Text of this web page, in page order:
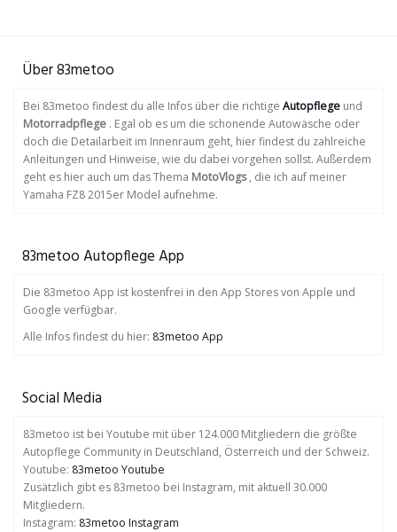
Über 83metoo
Bei 83metoo findest du alle Infos über die richtige Autopflege und
Motorradpflege . Egal ob es um die schonende Autowäsche oder
doch die Detailarbeit im Innenraum geht, hier findest du zahlreiche
Anleitungen und Hinweise, wie du dabei vorgehen sollst. Außerdem
geht es hier auch um das Thema MotoVlogs, die ich auf meiner
Yamaha FZ8 2015er Model aufnehme.
83metoo Autopflege App
Die 83metoo App ist kostenfrei in den App Stores von Apple und
Google verfügbar.
Alle Infos findest du hier: 83metoo App
Social Media
83metoo ist bei Youtube mit über 124.000 Mitgliedern die größte
Autopflege Community in Deutschland, Österreich und der Schweiz.
Youtube: 83metoo Youtube
Zusätzlich gibt es 83metoo bei Instagram, mit aktuell 30.000
Mitgliedern.
Instagram: 83metoo Instagram